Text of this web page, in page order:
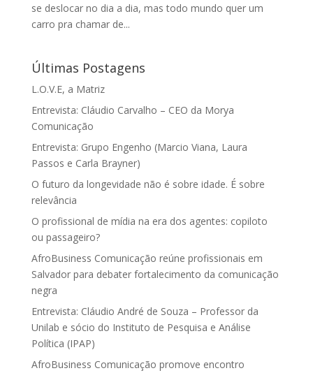
se deslocar no dia a dia, mas todo mundo quer um
carro pra chamar de...
Últimas Postagens
L.O.V.E, a Matriz
Entrevista: Cláudio Carvalho – CEO da Morya
Comunicação
Entrevista: Grupo Engenho (Marcio Viana, Laura
Passos e Carla Brayner)
O futuro da longevidade não é sobre idade. É sobre
relevância
O profissional de mídia na era dos agentes: copiloto
ou passageiro?
AfroBusiness Comunicação reúne profissionais em
Salvador para debater fortalecimento da comunicação
negra
Entrevista: Cláudio André de Souza – Professor da
Unilab e sócio do Instituto de Pesquisa e Análise
Política (IPAP)
AfroBusiness Comunicação promove encontro